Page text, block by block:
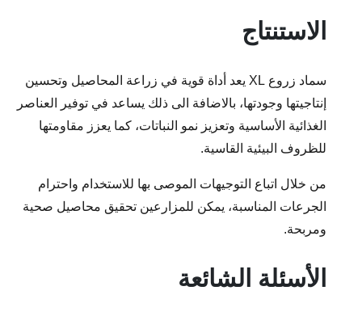
الاستنتاج
سماد زروع XL يعد أداة قوية في زراعة المحاصيل وتحسين
إنتاجيتها وجودتها، بالاضافة الى ذلك يساعد في توفير العناصر
الغذائية الأساسية وتعزيز نمو النباتات، كما يعزز مقاومتها
للظروف البيئية القاسية.
من خلال اتباع التوجيهات الموصى بها للاستخدام واحترام
الجرعات المناسبة، يمكن للمزارعين تحقيق محاصيل صحية
ومربحة.
الأسئلة الشائعة